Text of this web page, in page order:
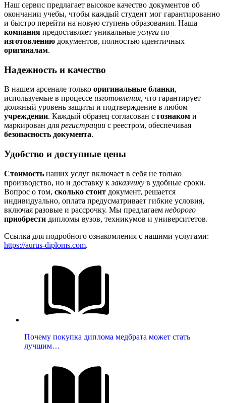
Наш сервис предлагает высокое качество документов об
окончании учебы, чтобы каждый студент мог гарантированно
и быстро перейти на новую ступень образования. Наша
компания предоставляет уникальные услуги по
изготовлению документов, полностью идентичных
оригиналам.
Надежность и качество
В нашем арсенале только оригинальные бланки,
используемые в процессе изготовления, что гарантирует
должный уровень защиты и подтверждение в любом
учреждении. Каждый образец согласован с гознаком и
маркирован для регистрации с реестром, обеспечивая
безопасность документа.
Удобство и доступные цены
Стоимость наших услуг включает в себя не только
производство, но и доставку кзаказчику в удобные сроки.
Вопрос о том, сколько стоит документ, решается
индивидуально, оплата предусматривает гибкие условия,
включая разовые и рассрочку. Мы предлагаем недорого
приобрести дипломы вузов, техникумов и университетов.
Ссылка для подробного ознакомления с нашими услугами:
https://aurus-diploms.com.
Почему покупка диплома медбрата может стать
лучшим…